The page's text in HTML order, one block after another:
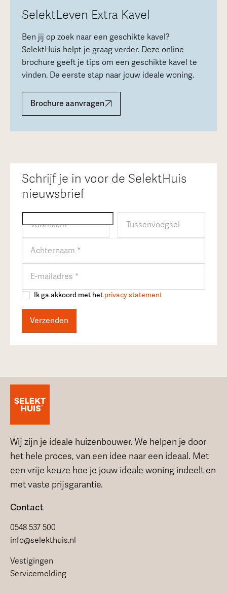
SelektLeven Extra Kavel
Ben jij op zoek naar een geschikte kavel?
SelektHuis helpt je graag verder. Deze online
brochure geeft je tips om een geschikte kavel te
vinden. De eerste stap naar jouw ideale woning.
Brochure aanvragen
Schrijf je in voor de SelektHuis
nieuwsbrief
Ik ga akkoord met het privacy statement
Wij zijn je ideale huizenbouwer. We helpen je door
het hele proces, van een idee naar een ideaal. Met
een vrije keuze hoe je jouw ideale woning indeelt en
met vaste prijsgarantie.
Contact
0548 537 500
info@selekthuis.nl
Vestigingen
Servicemelding